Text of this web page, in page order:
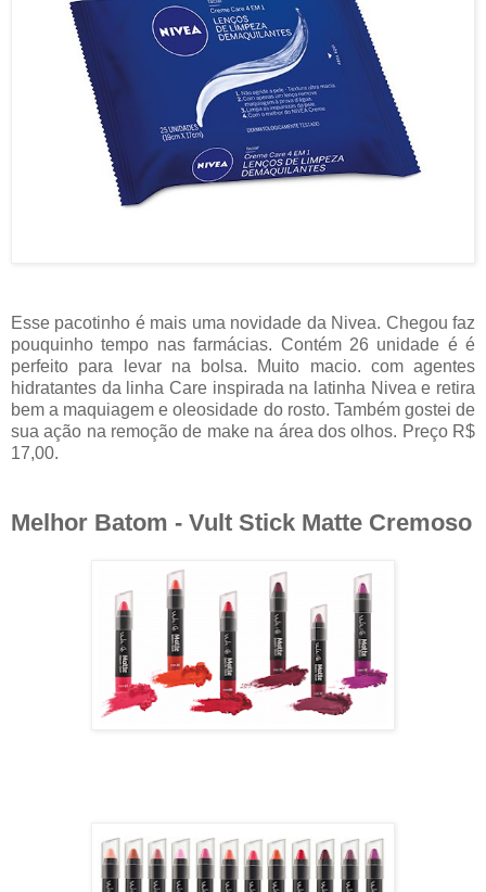
Esse pacotinho é mais uma novidade da Nivea. Chegou faz
pouquinho tempo nas farmácias. Contém 26 unidade é é
perfeito para levar na bolsa. Muito macio. com agentes
hidratantes da linha Care inspirada na latinha Nivea e retira
bem a maquiagem e oleosidade do rosto. Também gostei de
sua ação na remoção de make na área dos olhos. Preço R$
17,00.
Melhor Batom - Vult Stick Matte Cremoso